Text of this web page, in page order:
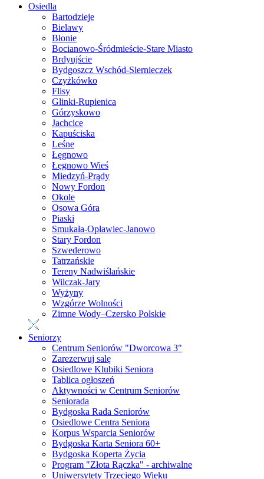
Osiedla
Bartodzieje
Bielawy
Błonie
Bocianowo-Śródmieście-Stare Miasto
Brdyujście
Bydgoszcz Wschód-Siernieczek
Czyżkówko
Flisy
Glinki-Rupienica
Górzyskowo
Jachcice
Kapuściska
Leśne
Łęgnowo
Łęgnowo Wieś
Miedzyń-Prądy
Nowy Fordon
Okole
Osowa Góra
Piaski
Smukała-Opławiec-Janowo
Stary Fordon
Szwederowo
Tatrzańskie
Tereny Nadwiślańskie
Wilczak-Jary
Wyżyny
Wzgórze Wolności
Zimne Wody–Czersko Polskie
Seniorzy
Centrum Seniorów "Dworcowa 3"
Zarezerwuj salę
Osiedlowe Klubiki Seniora
Tablica ogłoszeń
Aktywności w Centrum Seniorów
Seniorada
Bydgoska Rada Seniorów
Osiedlowe Centra Seniora
Korpus Wsparcia Seniorów
Bydgoska Karta Seniora 60+
Bydgoska Koperta Życia
Program "Złota Rączka" - archiwalne
Uniwersytety Trzeciego Wieku